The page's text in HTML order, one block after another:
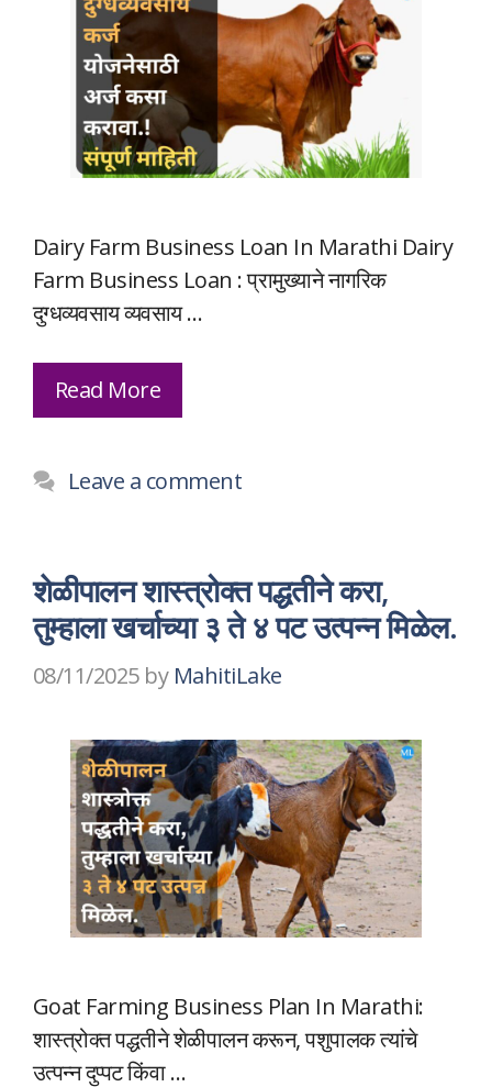
Dairy Farm Business Loan In Marathi Dairy
Farm Business Loan : प्रामुख्याने नागरिक
दुग्धव्यवसाय व्यवसाय …
Read More
Leave a comment
शेळीपालन शास्त्रोक्त पद्धतीने करा,
तुम्हाला खर्चाच्या ३ ते ४ पट उत्पन्न मिळेल.
08/11/2025 by MahitiLake
Goat Farming Business Plan In Marathi:
शास्त्रोक्त पद्धतीने शेळीपालन करून, पशुपालक त्यांचे
उत्पन्न दुप्पट किंवा …